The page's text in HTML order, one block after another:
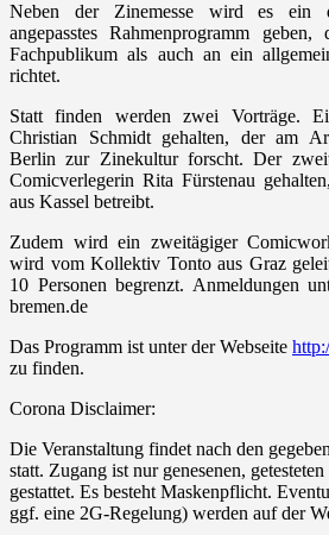
Neben der Zinemesse wird es ein
angepasstes Rahmenprogramm
Fachpublikum als auch an ein
richtet.
Statt finden werden zwei Vorträge.
Christian Schmidt gehalten, der am
Berlin zur Zinekultur forscht. Der
Comicverlegerin Rita Fürstenau
aus Kassel betreibt.
Zudem wird ein zweitägiger
wird vom Kollektiv Tonto aus Graz
10 Personen begrenzt. Anmeldungen
bremen.de
Das Programm ist unter der Webseite
zu finden.
Corona Disclaimer:
Die Veranstaltung findet nach den
statt. Zugang ist nur genesenen,
gestattet. Es besteht Maskenpflicht.
ggf. eine 2G-Regelung) werden auf der